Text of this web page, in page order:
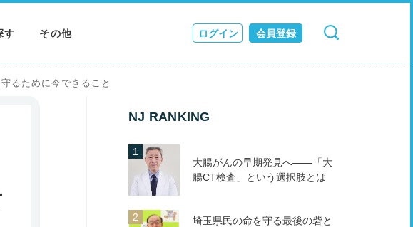
す その他 ログイン 会員登録
検索 キャンセル
るために今できること
NJ RANKING
大腸がんの早期発見へ――「大
腸CT検査」という選択肢とは
埼玉県民の命を守る最後の砦と